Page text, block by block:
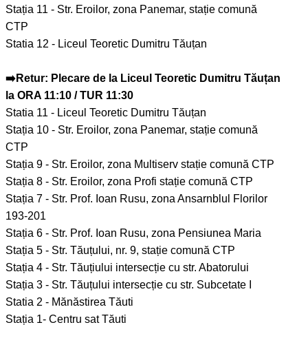
Stația 11 - Str. Eroilor, zona Panemar, stație comună
CTP
Statia 12 - Liceul Teoretic Dumitru Tăuțan
➡️Retur: Plecare de la Liceul Teoretic Dumitru Tăuțan
la ORA 11:10 / TUR 11:30
Statia 11 - Liceul Teoretic Dumitru Tăuțan
Stația 10 - Str. Eroilor, zona Panemar, stație comună
CTP
Stația 9 - Str. Eroilor, zona Multiserv stație comună CTP
Stația 8 - Str. Eroilor, zona Profi stație comună CTP
Stația 7 - Str. Prof. Ioan Rusu, zona Ansarnblul Florilor
193-201
Stația 6 - Str. Prof. Ioan Rusu, zona Pensiunea Maria
Stația 5 - Str. Tăuțului, nr. 9, stație comună CTP
Stația 4 - Str. Tăuțiului intersecție cu str. Abatorului
Stația 3 - Str. Tăuțului intersecție cu str. Subcetate I
Statia 2 - Mănăstirea Tăuti
Stația 1- Centru sat Tăuti